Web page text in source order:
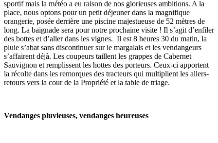
sportif mais la météo a eu raison de nos glorieuses ambitions. A la
place, nous optons pour un petit déjeuner dans la magnifique
orangerie, posée derrière une piscine majestueuse de 52 mètres de
long. La baignade sera pour notre prochaine visite ! Il s’agit d’enfiler
des bottes et d’aller dans les vignes. Il est 8 heures 30 du matin, la
pluie s’abat sans discontinuer sur le margalais et les vendangeurs
s’affairent déjà. Les coupeurs taillent les grappes de Cabernet
Sauvignon et remplissent les hottes des porteurs. Ceux-ci apportent
la récolte dans les remorques des tracteurs qui multiplient les allers-
retours vers la cour de la Propriété et la table de triage.
Vendanges pluvieuses, vendanges heureuses